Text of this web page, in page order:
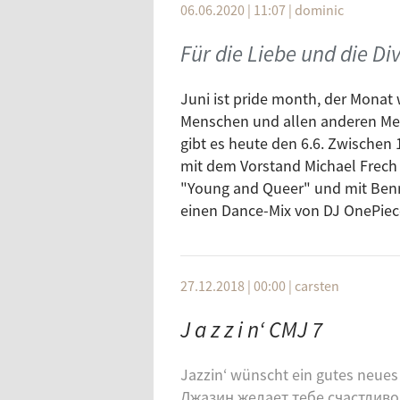
A Taste of honey
Boys
I'll be on my way
She loves you
I'll get you
I saw her standing there
Long tall Sally
Twist and shout
Not a second time
Please Mr. Postman
It wont be long
All Ive got to do
Black Sabbath
Black Sabbath
Black Sabbath
Black Sabbath
Black Sabbath
Black Sabbath
Black Sabbath
Black Sabbath
Black Sabbath
Black Sabbath
06.06.2020 | 11:07 | dominic
Für die Liebe und die
Juni ist pride month, der Monat
Menschen und allen anderen
gibt es heute den 6.6.
mit dem Vorstand Michael
"Young and Queer" und mit
einen Dance-Mix von DJ
27.12.2018 | 00:00 | carsten
J a z z i n‘ CMJ 7
Jazzin‘ wünscht ein gutes